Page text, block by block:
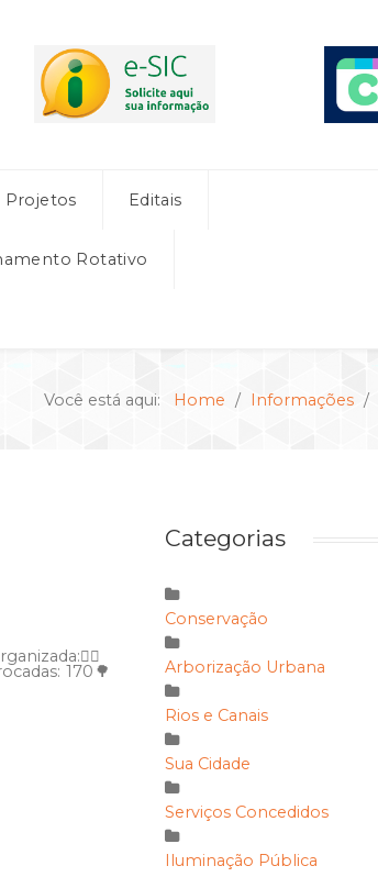
Projetos Editais
Rotativo
Você está aqui: Home Informações
170🌳
Categorias
Conservação
Arborização Urbana
Rios e Canais
Sua Cidade
Serviços Concedidos
Iluminação Pública